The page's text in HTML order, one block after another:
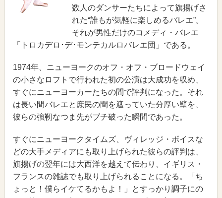
数人のダンサーたちによって旗揚げさ
れた“誰もが気軽に楽しめるバレエ”。
それが男性だけのコメディ・バレエ
「トロカデロ･デ･モンテカルロバレエ団」である。
1974年、ニューヨークのオフ・オフ・ブロードウェイ
の小さなロフトで行われた初の公演は大成功を収め、
すぐにニューヨーカーたちの間で評判になった。それ
は長い間バレエと庶民の間を遮っていた分厚い壁を、
彼らの強靭なつま先がブチ破った瞬間であった。
すぐにニューヨークタイムズ、ヴィレッジ・ボイスな
どの大手メディアにも取り上げられた彼らの評判は、
旗揚げの翌年には大西洋を越えて伝わり、イギリス・
フランスの雑誌でも取り上げられることになる。「ち
ょっと！僕らイケてるかもよ！」とすっかり調子にの